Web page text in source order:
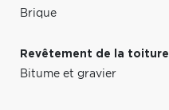
Brique
Revêtement de la toiture
Bitume et gravier